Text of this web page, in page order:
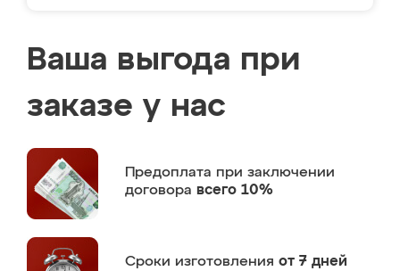
Ваша выгода при
заказе у нас
Предоплата при заключении
договора всего 10%
Сроки изготовления от 7 дней